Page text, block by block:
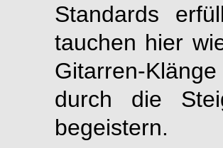
Standards
tauchen hier
Gitarren-
durch die
begeistern.